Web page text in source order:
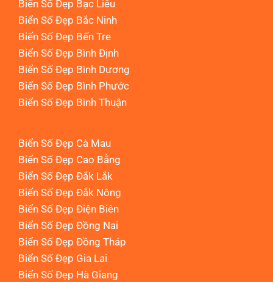
Biển Số Đẹp Bạc Liêu
Biển Số Đẹp Bắc Ninh
Biển Số Đẹp Bến Tre
Biển Số Đẹp Bình Định
Biển Số Đẹp Bình Dương
Biển Số Đẹp Bình Phước
Biển Số Đẹp Bình Thuận
Biển Số Đẹp Cà Mau
Biển Số Đẹp Cao Bằng
Biển Số Đẹp Đắk Lắk
Biển Số Đẹp Đắk Nông
Biển Số Đẹp Điện Biên
Biển Số Đẹp Đồng Nai
Biển Số Đẹp Đồng Tháp
Biển Số Đẹp Gia Lai
Biển Số Đẹp Hà Giang